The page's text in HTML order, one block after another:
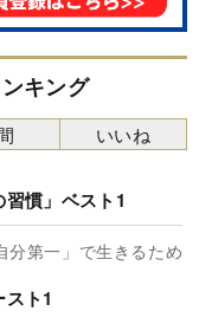
キング
慣」ベスト1
分第一」で生きるため
ト1
いいね